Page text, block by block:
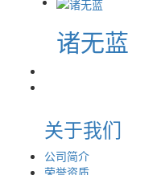
诸无蓝
关于我们
公司简介
荣誉资质